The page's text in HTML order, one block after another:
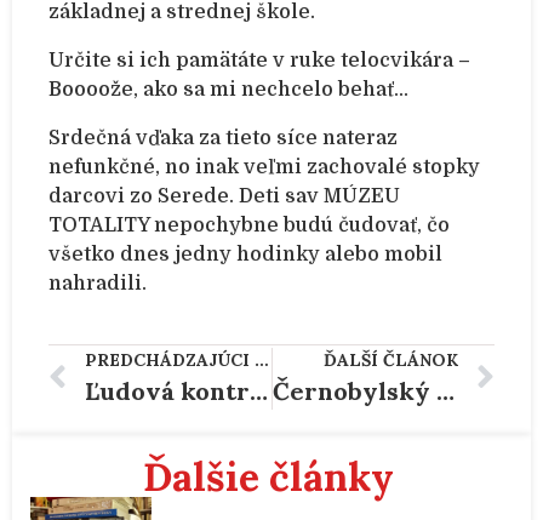
základnej a strednej škole.
Určite si ich pamätáte v ruke telocvikára –
Boooože, ako sa mi nechcelo behať…
Srdečná vďaka za tieto síce nateraz
nefunkčné, no inak veľmi zachovalé stopky
darcovi zo Serede. Deti sav MÚZEU
TOTALITY nepochybne budú čudovať, čo
všetko dnes jedny hodinky alebo mobil
nahradili.
PREDCHÁDZAJÚCI ČLÁNOK
Ľudová kontrola (1984) -kontrolórky zo Serede
ĎALŠÍ ČLÁNOK
Černobylský denník URBEX – kniha v MÚZEU TOTALITY
Ďalšie články